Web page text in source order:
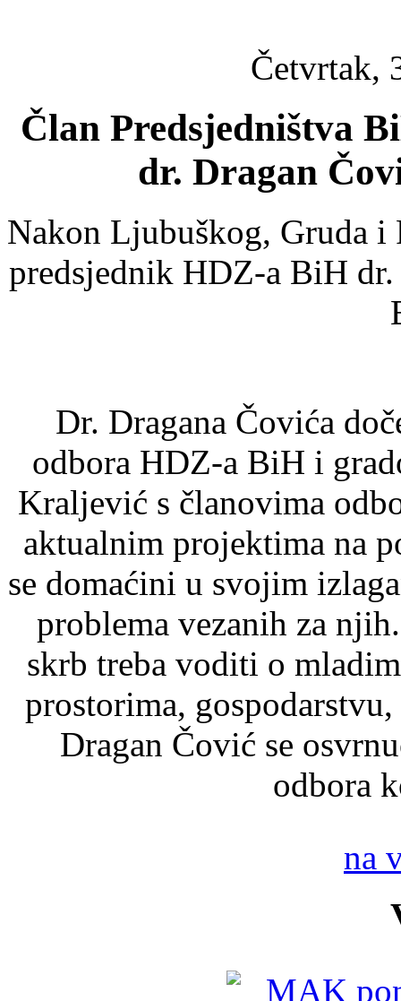
Četvrtak,
Član Predsjedništva
dr. Dragan
Nakon Ljubuškog, Gruda i
predsjednik HDZ-a BiH
Dr. Dragana Čovića
odbora HDZ-a BiH i
Kraljević s članovima
aktualnim projektima na
se domaćini u svojim
problema vezanih za
skrb treba voditi o
prostorima,
Dragan Čović se
odbora
na